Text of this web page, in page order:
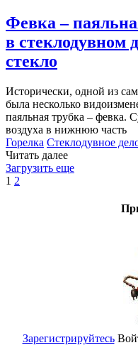
Февка –
в стеклодувном
стекло
Исторически, одной из
была несколько
паяльная трубка – февка.
воздуха в нижнюю часть
Горелка Стеклодувное
Читать далее
Загрузить еще
1 2
Зарегистрируйтесь